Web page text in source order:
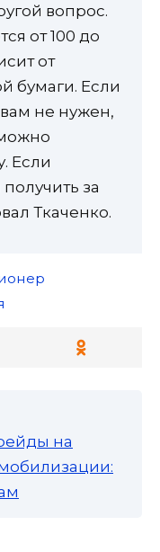
вопрос.
от 100 до
от
бумаги. Если
вам не нужен,
Если
за
Ткаченко.
на